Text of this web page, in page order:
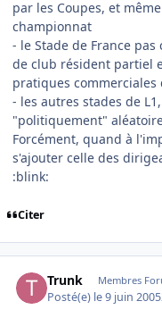
par les Coupes, et
championnat
- le Stade de France
de club résident partiel
pratiques commerciales
- les autres stades de
"politiquement"
Forcément, quand à
s'ajouter celle des
:blink:
Citer
Trunk Membres
Posté(e) le 9 juin 2005